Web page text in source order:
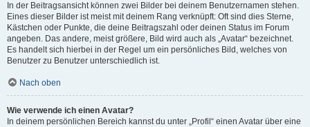
In der Beitragsansicht können zwei Bilder bei deinem Benutzernamen stehen.
Eines dieser Bilder ist meist mit deinem Rang verknüpft: Oft sind dies Sterne,
Kästchen oder Punkte, die deine Beitragszahl oder deinen Status im Forum
angeben. Das andere, meist größere, Bild wird auch als „Avatar“ bezeichnet.
Es handelt sich hierbei in der Regel um ein persönliches Bild, welches von
Benutzer zu Benutzer unterschiedlich ist.
Nach oben
Wie verwende ich einen Avatar?
In deinem persönlichen Bereich kannst du unter „Profil“ einen Avatar über eine